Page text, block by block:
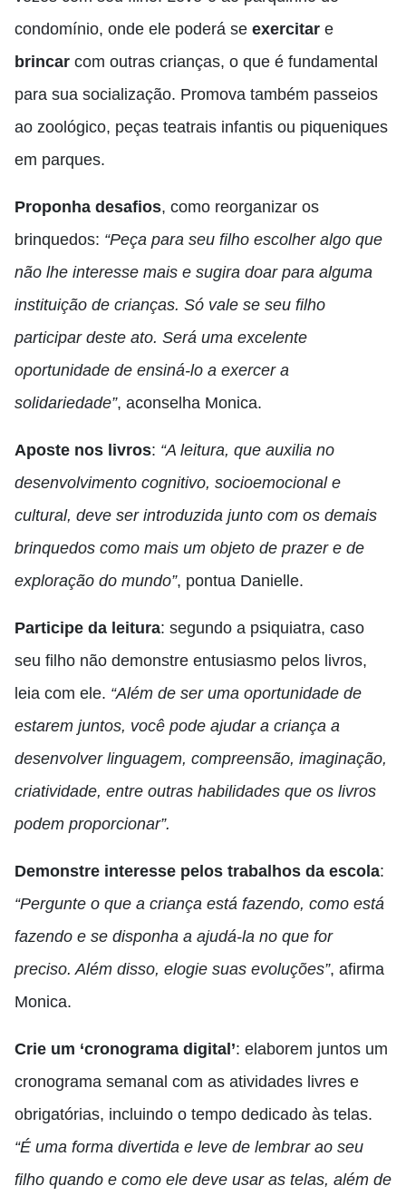
condomínio, onde ele poderá se exercitar e
brincar com outras crianças, o que é fundamental
para sua socialização. Promova também passeios
ao zoológico, peças teatrais infantis ou piqueniques
em parques.
Proponha desafios, como reorganizar os
brinquedos: “Peça para seu filho escolher algo que
não lhe interesse mais e sugira doar para alguma
instituição de crianças. Só vale se seu filho
participar deste ato. Será uma excelente
oportunidade de ensiná-lo a exercer a
solidariedade”, aconselha Monica.
Aposte nos livros: “A leitura, que auxilia no
desenvolvimento cognitivo, socioemocional e
cultural, deve ser introduzida junto com os demais
brinquedos como mais um objeto de prazer e de
exploração do mundo”, pontua Danielle.
Participe da leitura: segundo a psiquiatra, caso
seu filho não demonstre entusiasmo pelos livros,
leia com ele. “Além de ser uma oportunidade de
estarem juntos, você pode ajudar a criança a
desenvolver linguagem, compreensão, imaginação,
criatividade, entre outras habilidades que os livros
podem proporcionar”.
Demonstre interesse pelos trabalhos da escola:
“Pergunte o que a criança está fazendo, como está
fazendo e se disponha a ajudá-la no que for
preciso. Além disso, elogie suas evoluções”, afirma
Monica.
Crie um ‘cronograma digital’: elaborem juntos um
cronograma semanal com as atividades livres e
obrigatórias, incluindo o tempo dedicado às telas.
“É uma forma divertida e leve de lembrar ao seu
filho quando e como ele deve usar as telas, além de